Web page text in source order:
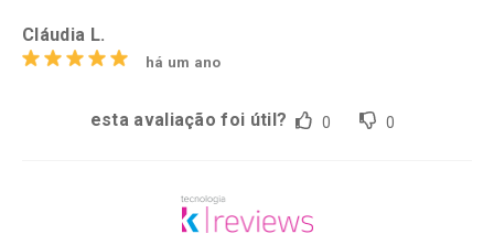
Cláudia L.
há um ano
esta avaliação foi útil? 0 0